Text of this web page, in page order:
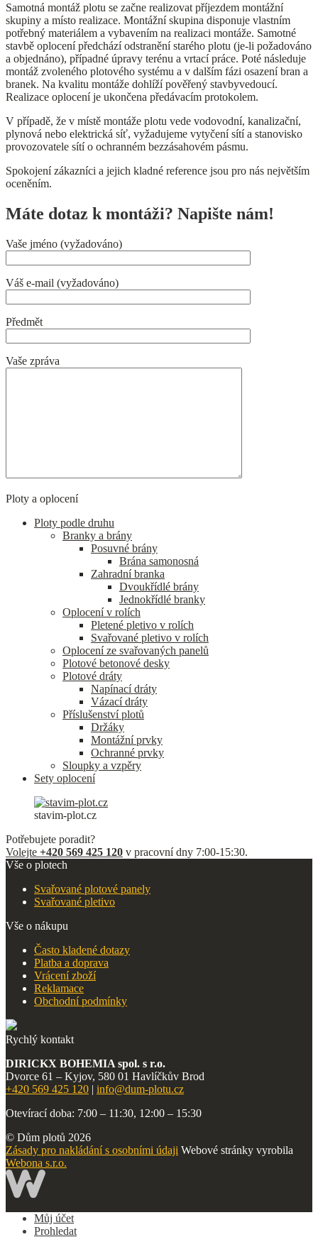
Samotná montáž plotu se začne realizovat příjezdem montážní
skupiny a místo realizace. Montážní skupina disponuje vlastním
potřebný materiálem a vybavením na realizaci montáže. Samotné
stavbě oplocení předchází odstranění starého plotu (je-li požadováno
a objednáno), případné úpravy terénu a vrtací práce. Poté následuje
montáž zvoleného plotového systému a v dalším fázi osazení bran a
branek. Na kvalitu montáže dohlíží pověřený stavbyvedoucí.
Realizace oplocení je ukončena předávacím protokolem.
V případě, že v místě montáže plotu vede vodovodní, kanalizační,
plynová nebo elektrická síť, vyžadujeme vytyčení sítí a stanovisko
provozovatele sítí o ochranném bezzásahovém pásmu.
Spokojení zákazníci a jejich kladné reference jsou pro nás největším
oceněním.
Máte dotaz k montáži? Napište nám!
Vaše jméno (vyžadováno)
Váš e-mail (vyžadováno)
Předmět
Vaše zpráva
Ploty a oplocení
Ploty podle druhu
Branky a brány
Posuvné brány
Brána samonosná
Zahradní branka
Dvoukřídlé brány
Jednokřídlé branky
Oplocení v rolích
Pletené pletivo v rolích
Svařované pletivo v rolích
Oplocení ze svařovaných panelů
Plotové betonové desky
Plotové dráty
Napínací dráty
Vázací dráty
Příslušenství plotů
Držáky
Montážní prvky
Ochranné prvky
Sloupky a vzpěry
Sety oplocení
stavim-plot.cz
Potřebujete poradit?
Volejte +420 569 425 120 v pracovní dny 7:00-15:30.
Vše o plotech
Svařované plotové panely
Svařované pletivo
Vše o nákupu
Často kladené dotazy
Platba a doprava
Vrácení zboží
Reklamace
Obchodní podmínky
Rychlý kontakt
DIRICKX BOHEMIA spol. s r.o.
Dvorce 61 – Kyjov, 580 01 Havlíčkův Brod
+420 569 425 120 | info@dum-plotu.cz
Otevírací doba: 7:00 – 11:30, 12:00 – 15:30
© Dům plotů 2026
Zásady pro nakládání s osobními údaji Webové stránky vyrobila
Webona s.r.o.
Můj účet
Prohledat